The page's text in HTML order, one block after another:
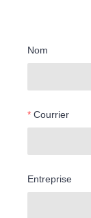
Nom
Courrier
Entreprise